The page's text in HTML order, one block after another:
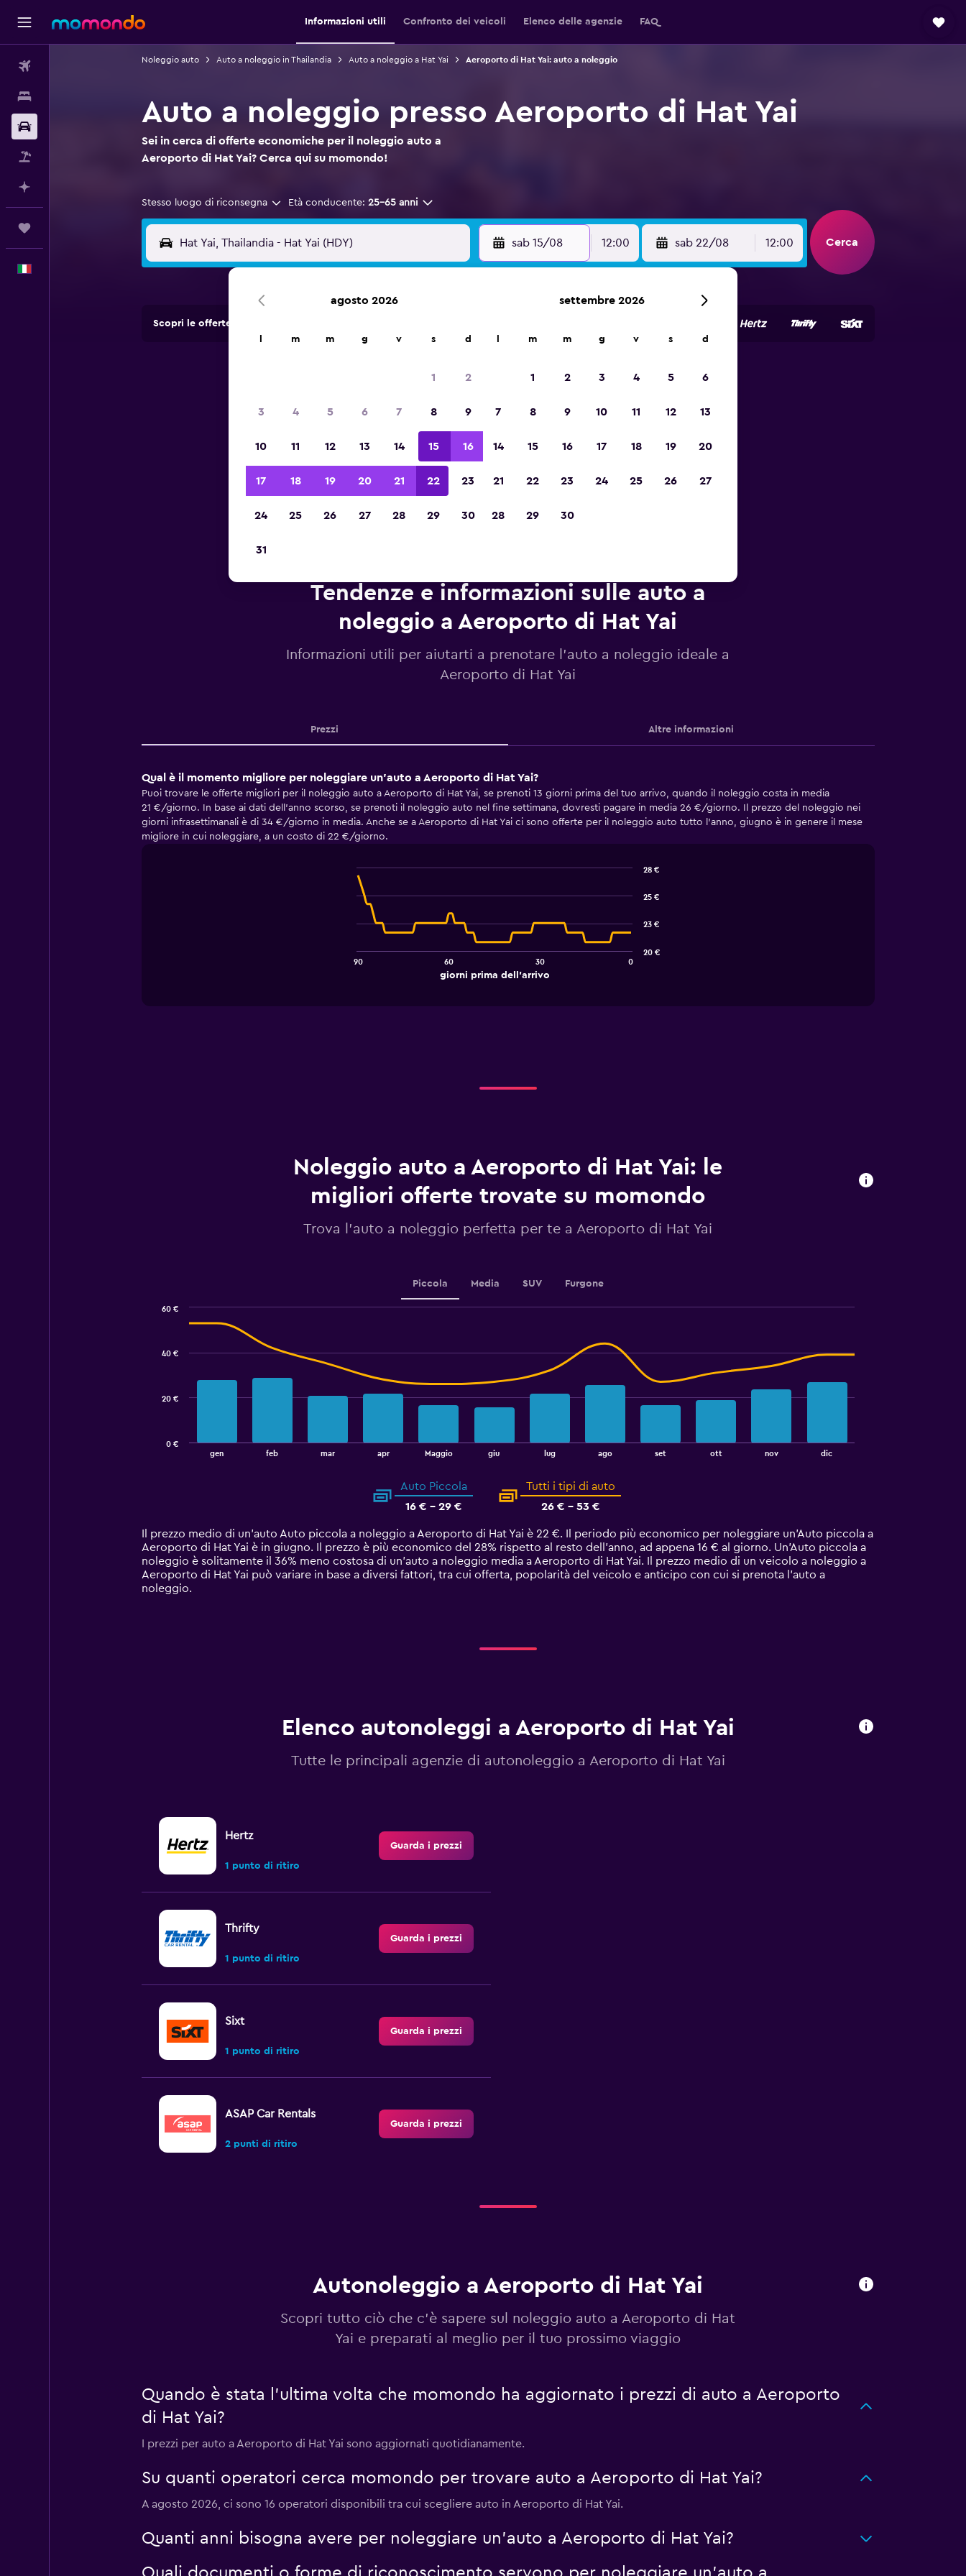
Informazioni utili Confronto dei veicoli Elenco delle agenzie FAQ
Noleggio auto Auto a noleggio in Thailandia Auto a noleggio a Hat Yai Aeroporto di Hat Yai: auto a noleggio
Auto a noleggio presso Aeroporto di Hat Yai
Sei in cerca di offerte economiche per il noleggio auto a
Aeroporto di Hat Yai? Cerca qui su momondo!
Stesso luogo di riconsegna Età conducente: 25-65 anni
sab 15/08 12:00 sab 22/08 12:00 Cerca
Scopri le offerte di agenzie di noleggio auto in oltre 70.000 località con momondo.
d'Europa 2023
Tendenze e informazioni sulle auto a
noleggio a Aeroporto di Hat Yai
Informazioni utili per aiutarti a prenotare l'auto a noleggio ideale a
Aeroporto di Hat Yai
Prezzi Altre informazioni
Qual è il momento migliore per noleggiare un'auto a Aeroporto di Hat Yai?
Puoi trovare le offerte migliori per il noleggio auto a Aeroporto di Hat Yai, se prenoti 13 giorni prima del tuo arrivo, quando il noleggio costa in media
21 €/giorno. In base ai dati dell'anno scorso, se prenoti il noleggio auto nel fine settimana, dovresti pagare in media 26 €/giorno. Il prezzo del noleggio nei
giorni infrasettimanali è di 34 €/giorno in media. Anche se a Aeroporto di Hat Yai ci sono offerte per il noleggio auto tutto l'anno, giugno è in genere il mese
migliore in cui noleggiare, a un costo di 22 €/giorno.
Line
chart
with
The
chart
has
Y
displaying
Chart
graphic.
giorni prima dell'arrivo
90 60 30 0
20 €
23 €
25 €
28 €
Noleggio auto a Aeroporto di Hat Yai: le
migliori offerte trovate su momondo
Trova l'auto a noleggio perfetta per te a Aeroporto di Hat Yai
Piccola Media SUV Furgone
Combination
14
categories.
The
chart
has
gen feb mar apr Maggio giu lug ago set ott nov dic
0 €
20 €
40 €
60 €
End
Auto Piccola
16 € - 29 €
Tutti i tipi di auto
26 € - 53 €
Il prezzo medio di un'auto Auto piccola a noleggio a Aeroporto di Hat Yai è 22 €. Il periodo più economico per noleggiare un'Auto piccola a
Aeroporto di Hat Yai è in giugno. Il prezzo è più economico del 28% rispetto al resto dell'anno, ad appena 16 € al giorno. Un'Auto piccola a
noleggio è solitamente il 36% meno costosa di un'auto a noleggio media a Aeroporto di Hat Yai. Il prezzo medio di un veicolo a noleggio a
Aeroporto di Hat Yai può variare in base a diversi fattori, tra cui offerta, popolarità del veicolo e anticipo con cui si prenota l'auto a
noleggio.
Elenco autonoleggi a Aeroporto di Hat Yai
Tutte le principali agenzie di autonoleggio a Aeroporto di Hat Yai
Hertz
1 punto di ritiro
Guarda i prezzi
Thrifty
1 punto di ritiro
Guarda i prezzi
Sixt
1 punto di ritiro
Guarda i prezzi
ASAP Car Rentals
2 punti di ritiro
Guarda i prezzi
Guarda i prezzi
Chic Car Rent
Guarda i prezzi
Budget
Autonoleggio a Aeroporto di Hat Yai
Scopri tutto ciò che c'è sapere sul noleggio auto a Aeroporto di Hat
Yai e preparati al meglio per il tuo prossimo viaggio
Quando è stata l'ultima volta che momondo ha aggiornato i prezzi di auto a Aeroporto
di Hat Yai?
I prezzi per auto a Aeroporto di Hat Yai sono aggiornati quotidianamente.
Su quanti operatori cerca momondo per trovare auto a Aeroporto di Hat Yai?
A agosto 2026, ci sono 16 operatori disponibili tra cui scegliere auto in Aeroporto di Hat Yai.
Quanti anni bisogna avere per noleggiare un'auto a Aeroporto di Hat Yai?
agosto 2026
m m g v s d
1 2
3 4 5 6 7 8 9
10 11 12 13 14 15 16
17 18 19 20 21 22 23
24 25 26 27 28 29 30
31
settembre 2026
m m g v s d
1 2 3 4 5 6
7 8 9 10 11 12 13
14 15 16 17 18 19 20
21 22 23 24 25 26 27
28 29 30